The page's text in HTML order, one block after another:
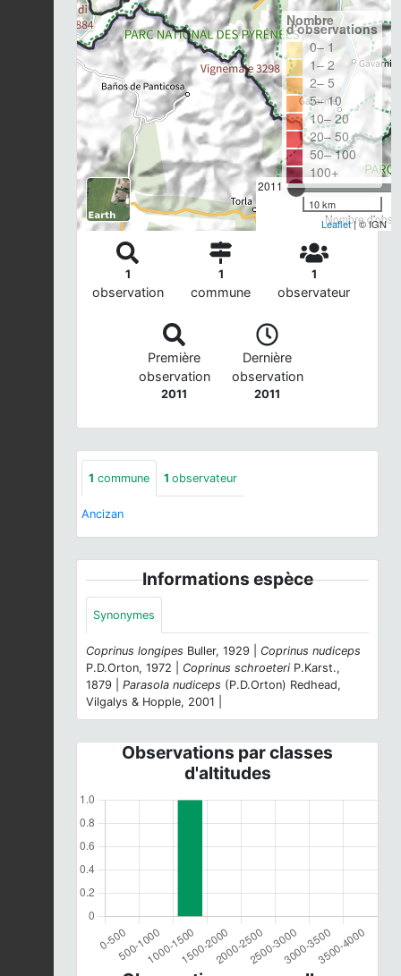
2011
Nombre
Nombre
d'observations
0– 1
1– 2
2– 5
5– 10
10– 20
20– 50
50– 100
100+
10 km
Leaflet| © IGN
1
observation
1
commune
1
observateur
Première
observation
2011
Dernière
observation
2011
1 commune 1 observateur
Ancizan
Informations espèce
Synonymes
Coprinus longipes Buller, 1929 | Coprinus nudiceps
P.D.Orton, 1972 | Coprinus schroeteri P.Karst.,
1879 | Parasola nudiceps (P.D.Orton) Redhead,
Vilgalys & Hopple, 2001 |
Observations par classes
d'altitudes